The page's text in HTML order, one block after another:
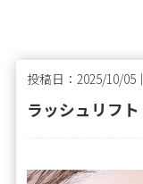
投稿日：2025/10/05｜
ラッシュリフト